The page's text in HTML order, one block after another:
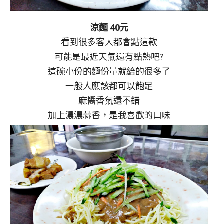
涼麵 40元
看到很多客人都會點這款
可能是最近天氣還有點熱吧?
這碗小份的麵份量就給的很多了
一般人應該都可以飽足
麻醬香氣還不錯
加上濃濃蒜香，是我喜歡的口味